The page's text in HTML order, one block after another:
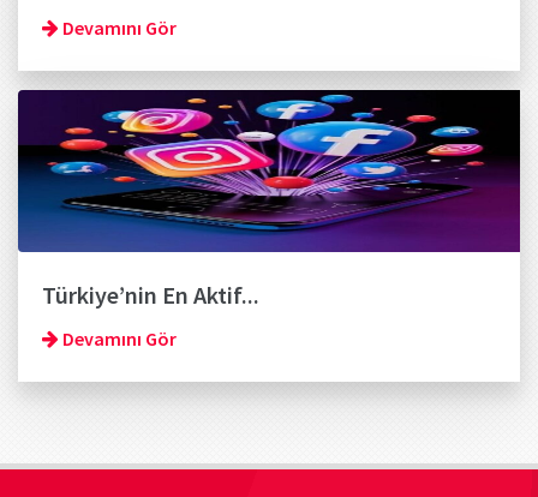
Devamını Gör
Türkiye’nin En Aktif...
Devamını Gör